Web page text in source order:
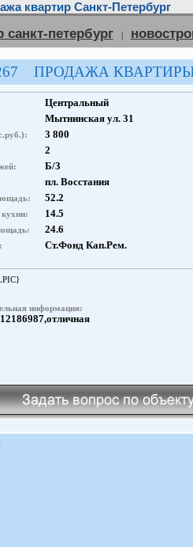
квартир Санкт-Петербург
петербург |
ПРОДАЖА
Центральный
Мытнинская ул. 31
3 800
2
Б/3
пл. Восстания
52.2
14.5
24.6
Ст.Фонд Кап.Рем.
информация: